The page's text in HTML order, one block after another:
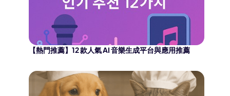
【熱門推薦】12 款人氣 AI 音樂生成平台與應用推薦